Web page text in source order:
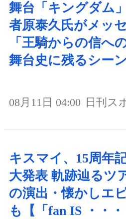
舞台「キングダム
者原泰久氏がメッ
「王騎からの信へ
舞台史に残るシーン
08月11日 04:00 日刊ス
キスマイ、15周年
大発表 軌跡辿るツ
の演出・懐かしエ
も【「fan IS ・・・